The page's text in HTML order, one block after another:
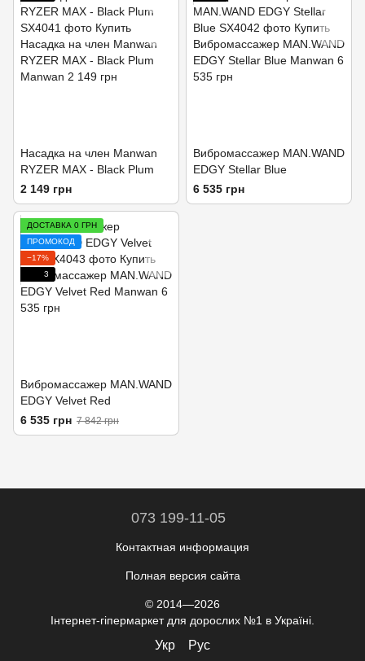
Насадка на член Manwan
RYZER MAX - Black Plum
2 149 грн
Вибромассажер MAN.WAND
EDGY Stellar Blue
6 535 грн
ДОСТАВКА 0 ГРН
ПРОМОКОД
−17%
3
Вибромассажер MAN.WAND
EDGY Velvet Red
6 535 грн 7 842 грн
073 199-11-05
Контактная информация
Полная версия сайта
© 2014—2026
Інтернет-гіпермаркет для дорослих №1 в Україні.
Укр Рус